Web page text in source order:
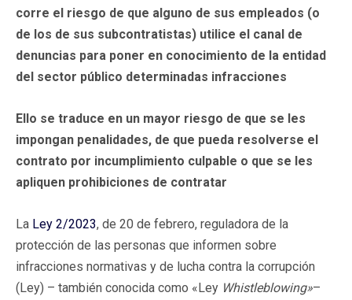
corre el riesgo de que alguno de sus empleados (o
de los de sus subcontratistas) utilice el canal de
denuncias para poner en conocimiento de la entidad
del sector público determinadas infracciones
Ello se traduce en un mayor riesgo de que se les
impongan penalidades, de que pueda resolverse el
contrato por incumplimiento culpable o que se les
apliquen prohibiciones de contratar
La Ley 2/2023, de 20 de febrero, reguladora de la
protección de las personas que informen sobre
infracciones normativas y de lucha contra la corrupción
(Ley) – también conocida como «Ley Whistleblowing»–